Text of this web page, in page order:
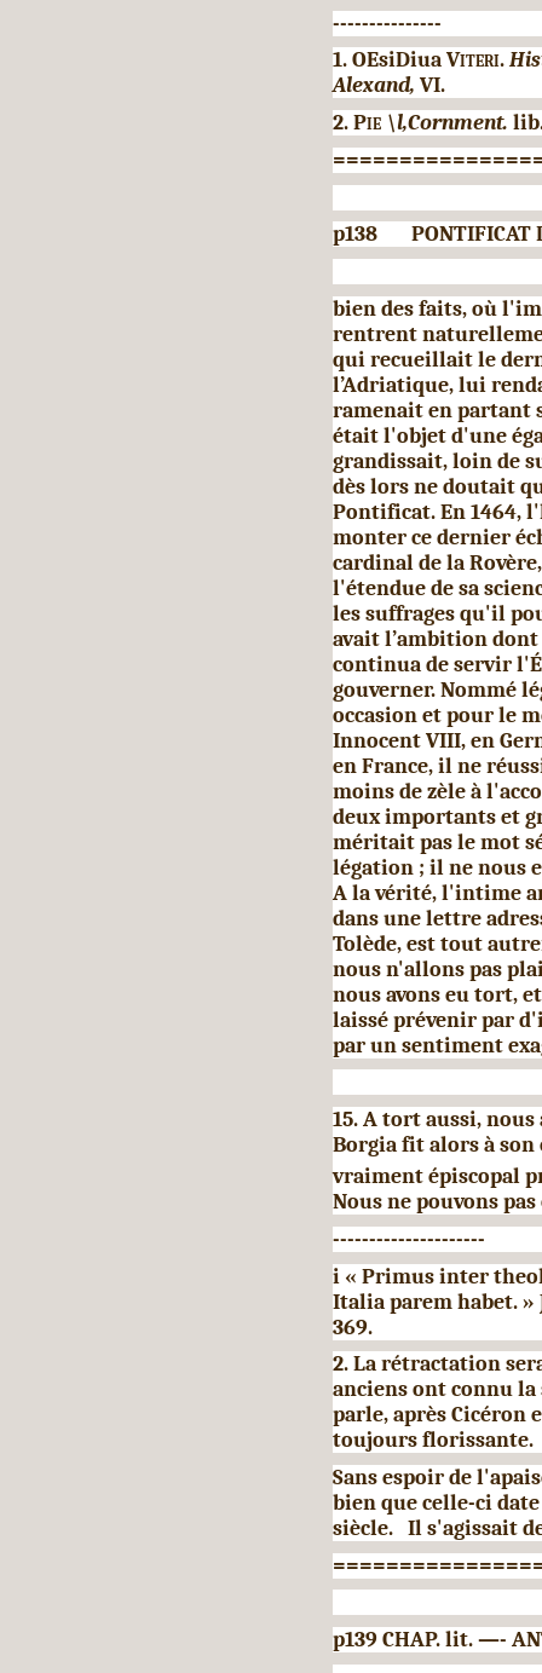
---------------
1. OEsiDiuaViteri.
Alexand, VI.
2.Pie \l,Cornment.
p138 PONTIFICAT
bien des faits, où
rentrent
qui recueillait le
l’Adriatique, lui
ramenait en partant
était l'objet d'une
grandissait, loin de
dès lors ne doutait
Pontificat. En 1464,
monter ce dernier
cardinal de la
l'étendue de sa
les suffrages qu'il
avait l’ambition
continua de servir
gouverner. Nommé
occasion et pour le
Innocent VIII, en
en France, il ne
moins de zèle à
deux importants et
méritait pas le mot
légation ; il ne nous
A la vérité, l'intime
dans une lettre
Tolède, est tout
nous n'allons pas
nous avons eu tort,
laissé prévenir par
par un sentiment
15. A tort aussi,
Borgia fit alors à son
vraiment épiscopal
Nous ne pouvons
---------------------
i « Primus inter
Italia parem habet. »
369.
2. La rétractation
anciens ont connu la
parle, après Cicéron
toujours florissante.
Sans espoir de
bien que celle-ci
siècle. Il s'agissait
p139 CHAP. lit. —-